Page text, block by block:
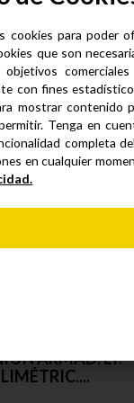
ARMAD. LT.
cookies para poder
que son
objetivos
con fines
mostrar contenido
Tenga en
completa
en cualquier